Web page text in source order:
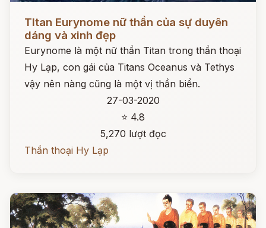
TItan Eurynome nữ thần của sự duyên
dáng và xinh đẹp
Eurynome là một nữ thần Titan trong thần thoại
Hy Lạp, con gái của Titans Oceanus và Tethys
vậy nên nàng cũng là một vị thần biển.
27-03-2020
⭐ 4.8
5,270 lượt đọc
Thần thoại Hy Lạp